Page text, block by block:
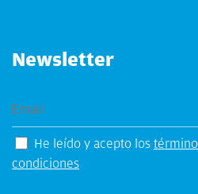
Newsletter
He leído y acepto los
condiciones